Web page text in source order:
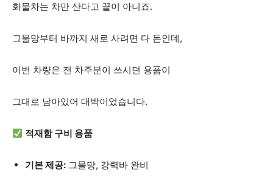
화물차는 차만 산다고 끝이 아니죠.
그물망부터 바까지 새로 사려면 다 돈인데,
이번 차량은 전 차주분이 쓰시던 용품이
그대로 남아있어 대박이었습니다.
적재함 구비 용품
기본 제공: 그물망, 강력바 완비